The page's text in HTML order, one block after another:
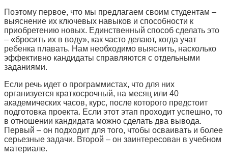
Поэтому первое, что мы предлагаем своим студентам –
выяснение их ключевых навыков и способности к
приобретению новых. Единственный способ сделать это
– «бросить их в воду», как часто делают, когда учат
ребенка плавать. Нам необходимо выяснить, насколько
эффективно кандидаты справляются с отдельными
заданиями.
Если речь идет о программистах, что для них
организуется краткосрочный, на месяц или 40
академических часов, курс, после которого предстоит
подготовка проекта. Если этот этап проходит успешно, то
в отношении кандидата можно сделать два вывода.
Первый – он подходит для того, чтобы осваивать и более
серьезные задачи. Второй – он заинтересован в учебном
материале.